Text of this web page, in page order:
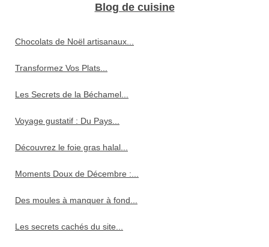
Blog de cuisine
Chocolats de Noël artisanaux...
Transformez Vos Plats...
Les Secrets de la Béchamel...
Voyage gustatif : Du Pays...
Découvrez le foie gras halal...
Moments Doux de Décembre :...
Des moules à manquer à fond...
Les secrets cachés du site...